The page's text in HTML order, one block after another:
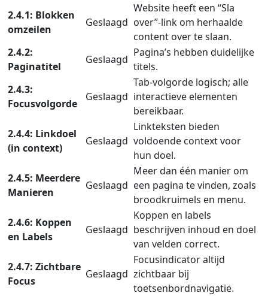
2.4.1: Blokken
omzeilen
Geslaagd
Website heeft een “Sla
over”-link om herhaalde
content over te slaan.
2.4.2:
Paginatitel
Geslaagd
Pagina’s hebben duidelijke
titels.
2.4.3:
Focusvolgorde
Geslaagd
Tab-volgorde logisch; alle
interactieve elementen
bereikbaar.
2.4.4: Linkdoel
(in context)
Geslaagd
Linkteksten bieden
voldoende context voor
hun doel.
2.4.5: Meerdere
Manieren
Geslaagd
Meer dan één manier om
een pagina te vinden, zoals
broodkruimels en menu.
2.4.6: Koppen
en Labels
Geslaagd
Koppen en labels
beschrijven inhoud en doel
van velden correct.
2.4.7: Zichtbare
Focus
Geslaagd
Focusindicator altijd
zichtbaar bij
toetsenbordnavigatie.